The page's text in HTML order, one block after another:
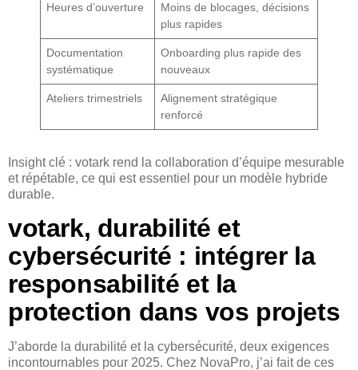
Heures d’ouverture
Moins de blocages, décisions
plus rapides
Documentation
systématique
Onboarding plus rapide des
nouveaux
Ateliers trimestriels
Alignement stratégique
renforcé
Insight clé : votark rend la collaboration d’équipe mesurable
et répétable, ce qui est essentiel pour un modèle hybride
durable.
votark, durabilité et
cybersécurité : intégrer la
responsabilité et la
protection dans vos projets
J’aborde la durabilité et la cybersécurité, deux exigences
incontournables pour 2025. Chez NovaPro, j’ai fait de ces